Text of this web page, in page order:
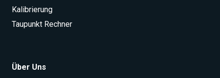
Kalibrierung
Taupunkt Rechner
Über Uns